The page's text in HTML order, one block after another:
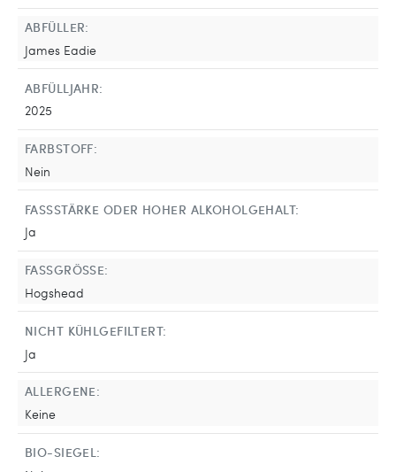
ABFÜLLER:
James Eadie
ABFÜLLJAHR:
2025
FARBSTOFF:
Nein
FASSSTÄRKE ODER HOHER ALKOHOLGEHALT:
Ja
FASSGRÖSSE:
Hogshead
NICHT KÜHLGEFILTERT:
Ja
ALLERGENE:
Keine
BIO-SIEGEL: